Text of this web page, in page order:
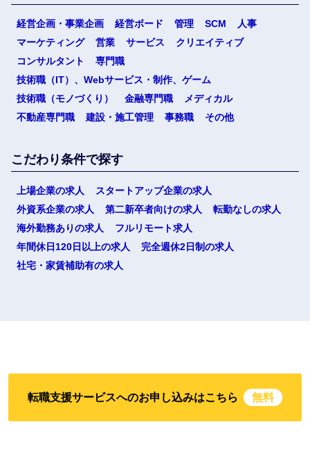
経営企画・事業企画 経営ボード 管理 SCM
人事
マーケティング
営業 サービス
クリエイティブ
コンサルタント
専門職
技術職（IT）、Webサービス・制作、ゲーム
技術職（モノづくり）
金融専門職
メディカル
不動産専門職
建設・施工管理 事務職 その他
こだわり条件で探す
上場企業の求人
スタートアップ企業の求人
外資系企業の求人
第二新卒者向けの求人
転勤なしの求人
海外勤務ありの求人
フルリモート求人
年間休日120日以上の求人
完全週休2日制の求人
社宅・家賃補助有の求人
転職支援サービスへのお申し込みはこちら 無料